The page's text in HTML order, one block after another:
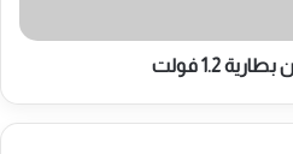
1.2 فولت